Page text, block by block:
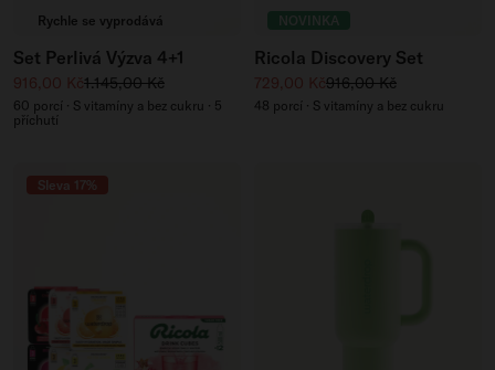
Rychle se vyprodává
Set Perlivá Výzva 4+1
Zvýhodněná cena
916,00 KčBěžná cena
1.145,00 Kč
60 porcí · S vitamíny a bez cukru · 5
příchutí
NOVINKA
Ricola Discovery Set
Zvýhodněná cena
729,00 KčBěžná cena
916,00 Kč
48 porcí · S vitamíny a bez cukru
Sleva 17%